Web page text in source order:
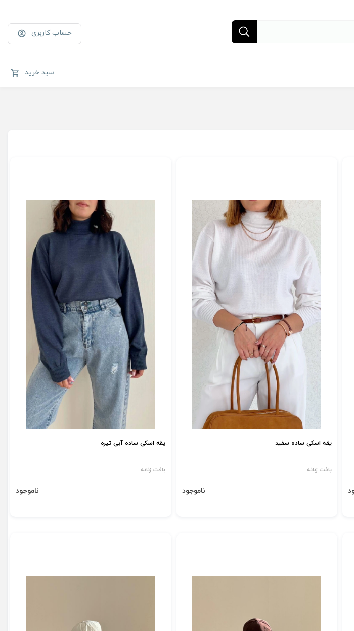
حساب کاربری
سبد خرید
یقه اسکی ساده سفید
بافت زنانه
ناموجود
یقه اسکی ساده آبی تیره
بافت زنانه
ناموجود